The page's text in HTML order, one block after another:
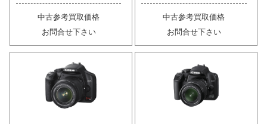
中古参考買取価格
お問合せ下さい
中古参考買取価格
お問合せ下さい